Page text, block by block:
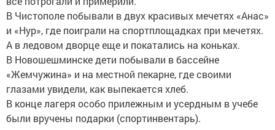
В Чистополе побывали в двух красивых мечетях «Анас»
и «Нур», где поиграли на спортплощадках при мечетях.
А в ледовом дворце еще и покатались на коньках.
В Новошешминске дети побывали в бассейне
«Жемчужина» и на местной пекарне, где своими
глазами увидели, как выпекается хлеб.
В конце лагеря особо прилежным и усердным в учебе
были вручены подарки (спортинвентарь).